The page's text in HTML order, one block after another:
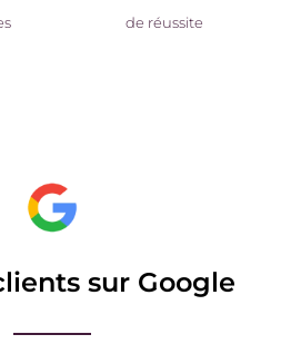
de réussite
sur Google